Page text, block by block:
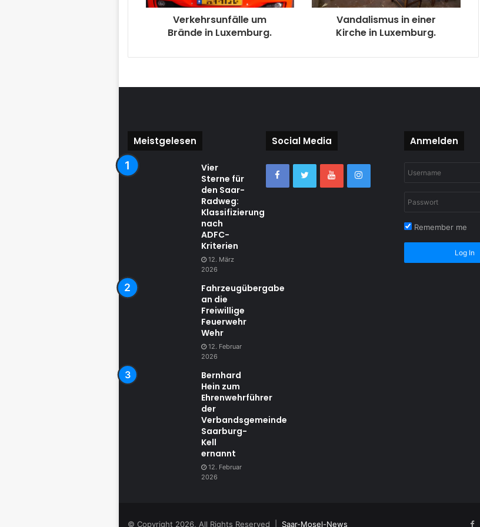
Verkehrsunfälle um
Brände in Luxemburg.
Vandalismus in einer
Kirche in Luxemburg.
Meistgelesen
Vier
Sterne für
den Saar-
Radweg:
Klassifizierung
nach
ADFC-
Kriterien
12. März
2026
Fahrzeugübergabe
an die
Freiwillige
Feuerwehr
Wehr
12. Februar
2026
Bernhard
Hein zum
Ehrenwehrführer
der
Verbandsgemeinde
Saarburg-
Kell
ernannt
12. Februar
2026
Social Media Anmelden
Remember me
Log In
© Copyright 2026, All Rights Reserved | Saar-Mosel-News